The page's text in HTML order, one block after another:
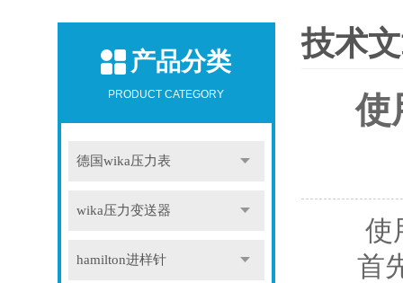
产品分类
PRODUCT CATEGORY
德国wika压力表
wika压力变送器
hamilton进样针
技术
使
使
首先